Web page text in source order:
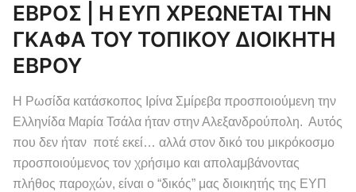
ΕΒΡΟΣ | Η ΕΥΠ ΧΡΕΩΝΕΤΑΙ ΤΗΝ
ΓΚΑΦΑ ΤΟΥ ΤΟΠΙΚΟΥ ΔΙΟΙΚΗΤΗ
ΕΒΡΟΥ
Η Ρωσίδα κατάσκοπος Ιρίνα Σμίρεβα προσποιούμενη την
Ελληνίδα Μαρία Τσάλα ήταν στην Αλεξανδρούπολη. Αυτός
που δεν ήταν ποτέ εκεί… αλλά στον δικό του μικρόκοσμο
προσποιούμενος τον χρήσιμο και απολαμβάνοντας
πλήθος παροχών, είναι ο “δικός” μας διοικητής της ΕΥΠ